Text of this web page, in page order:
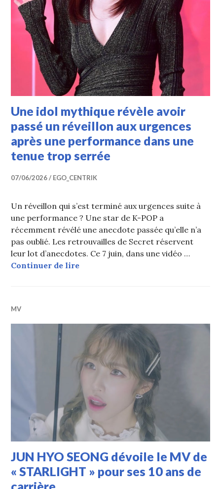
Une idol mythique révèle avoir
passé un réveillon aux urgences
après une performance dans une
tenue trop serrée
07/06/2026 EGO_CENTRIK
Un réveillon qui s’est terminé aux urgences suite à
une performance ? Une star de K-POP a
récemment révélé une anecdote passée qu’elle n’a
pas oublié. Les retrouvailles de Secret réservent
leur lot d’anecdotes. Ce 7 juin, dans une vidéo …
Continuer de lireUne idol mythique révèle avoir
MV
JUN HYO SEONG dévoile le MV de
« STARLIGHT » pour ses 10 ans de